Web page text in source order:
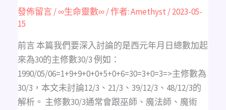
發佈留言/∞生命靈數∞/ 作者:Amethyst/2023-05-
15
前言 本篇我們要深入討論的是西元年月日總數加起
來為30的主修數30/3 例如：
1990/05/06=1+9+9+0+0+5+0+6=30=3+0=3=>主修數為
30/3，本文未討論12/3、21/3、39/12/3、48/12/3的
解析。 主修數30/3通常會跟巫師、魔法師、魔術
奇
巫